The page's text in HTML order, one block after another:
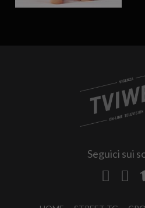
Seguici sui